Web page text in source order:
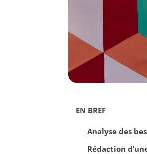
EN BREF
Analyse des
Rédaction